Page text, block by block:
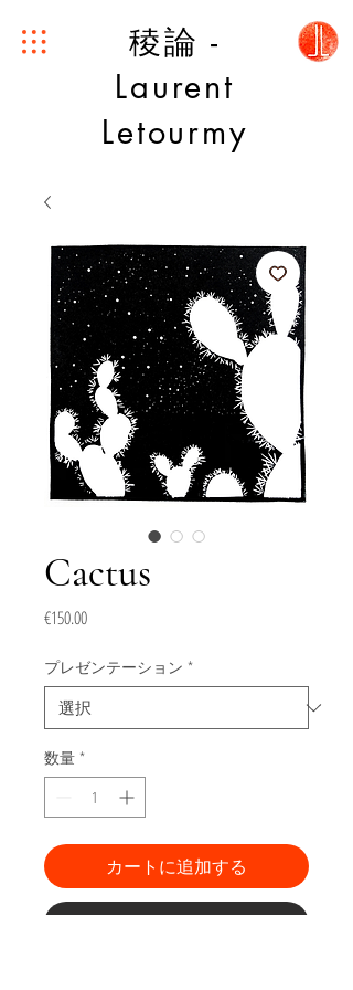
稜論 -
Laurent
Letourmy
Cactus
€150.00価
プレゼンテーション *
数量 *
カートに追加する